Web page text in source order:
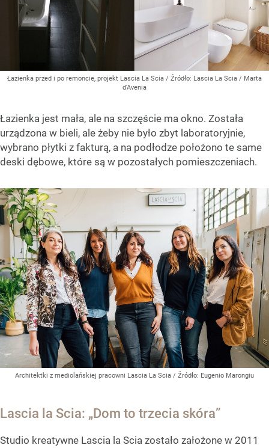
Łazienka przed i po remoncie, projekt Lascia La Scia / Źródło: Lascia La Scia / Marta
d'Avenia
Łazienka jest mała, ale na szczęście ma okno. Została
urządzona w bieli, ale żeby nie było zbyt laboratoryjnie,
wybrano płytki z fakturą, a na podłodze położono te same
deski dębowe, które są w pozostałych pomieszczeniach.
Architektki z mediolańskiej pracowni Lascia La Scia / Źródło: Eugenio Marongiu
Lascia la Scia: „Dom to trzecia skóra”
Studio kreatywne Lascia la Scia zostało założone w 2011